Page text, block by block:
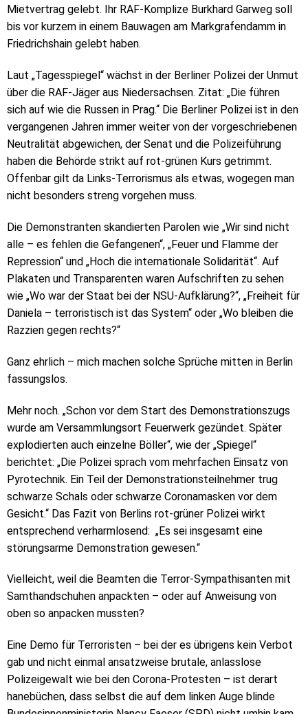
Mietvertrag gelebt. Ihr RAF-Komplize Burkhard Garweg soll
bis vor kurzem in einem Bauwagen am Markgrafendamm in
Friedrichshain gelebt haben.
Laut „Tagesspiegel“ wächst in der Berliner Polizei der Unmut
über die RAF-Jäger aus Niedersachsen. Zitat: „Die führen
sich auf wie die Russen in Prag.“ Die Berliner Polizei ist in den
vergangenen Jahren immer weiter von der vorgeschriebenen
Neutralität abgewichen, der Senat und die Polizeiführung
haben die Behörde strikt auf rot-grünen Kurs getrimmt.
Offenbar gilt da Links-Terrorismus als etwas, wogegen man
nicht besonders streng vorgehen muss.
Die Demonstranten skandierten Parolen wie „Wir sind nicht
alle – es fehlen die Gefangenen“, „Feuer und Flamme der
Repression“ und „Hoch die internationale Solidarität“. Auf
Plakaten und Transparenten waren Aufschriften zu sehen
wie „Wo war der Staat bei der NSU-Aufklärung?“, „Freiheit für
Daniela – terroristisch ist das System“ oder „Wo bleiben die
Razzien gegen rechts?“
Ganz ehrlich – mich machen solche Sprüche mitten in Berlin
fassungslos.
Mehr noch. „Schon vor dem Start des Demonstrationszugs
wurde am Versammlungsort Feuerwerk gezündet. Später
explodierten auch einzelne Böller“, wie der „Spiegel“
berichtet: „Die Polizei sprach vom mehrfachen Einsatz von
Pyrotechnik. Ein Teil der Demonstrationsteilnehmer trug
schwarze Schals oder schwarze Coronamasken vor dem
Gesicht.“ Das Fazit von Berlins rot-grüner Polizei wirkt
entsprechend verharmlosend: „Es sei insgesamt eine
störungsarme Demonstration gewesen.“
Vielleicht, weil die Beamten die Terror-Sympathisanten mit
Samthandschuhen anpackten – oder auf Anweisung von
oben so anpacken mussten?
Eine Demo für Terroristen – bei der es übrigens kein Verbot
gab und nicht einmal ansatzweise brutale, anlasslose
Polizeigewalt wie bei den Corona-Protesten – ist derart
hanebüchen, dass selbst die auf dem linken Auge blinde